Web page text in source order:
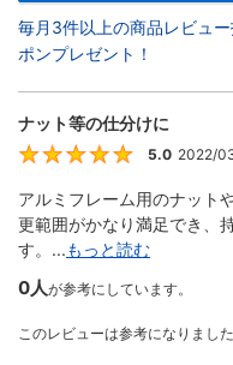
毎月3件以上の商品レビュ
ポンプレゼント！
ナット等の仕分けに
5.0 2022/
アルミフレーム用のナット
更範囲がかなり満足でき、
す。...もっと読む
0人が参考にしています。
このレビューは参考になりまし